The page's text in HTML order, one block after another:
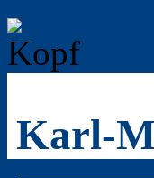
Karl-